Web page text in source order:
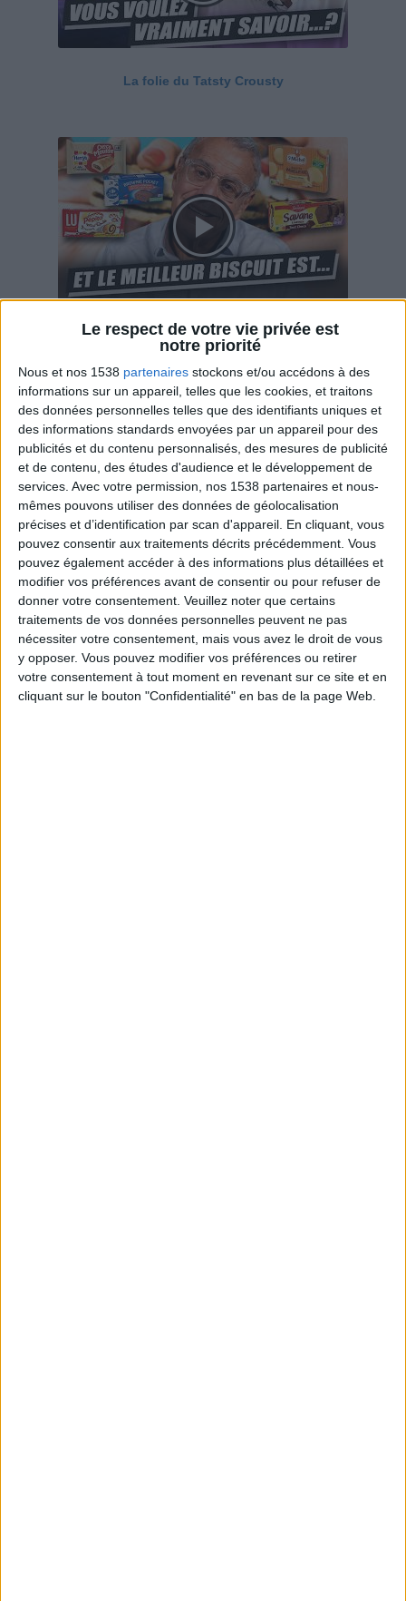
Le respect de votre vie privée est
notre priorité
Nous et nos 1538 partenaires stockons et/ou accédons à des
informations sur un appareil, telles que les cookies, et traitons
des données personnelles telles que des identifiants uniques et
des informations standards envoyées par un appareil pour des
publicités et du contenu personnalisés, des mesures de publicité
et de contenu, des études d'audience et le développement de
services. Avec votre permission, nos 1538 partenaires et nous-
mêmes pouvons utiliser des données de géolocalisation
précises et d’identification par scan d'appareil. En cliquant, vous
pouvez consentir aux traitements décrits précédemment. Vous
pouvez également accéder à des informations plus détaillées et
modifier vos préférences avant de consentir ou pour refuser de
donner votre consentement. Veuillez noter que certains
traitements de vos données personnelles peuvent ne pas
nécessiter votre consentement, mais vous avez le droit de vous
y opposer. Vous pouvez modifier vos préférences ou retirer
votre consentement à tout moment en revenant sur ce site et en
cliquant sur le bouton "Confidentialité" en bas de la page Web.
La folie du Tatsty Crousty
Savane, LU, Pepito, Harrys... Que valent vraiment
ces gâteaux ?
Webinaires en direct Voir tout
Peut-on remplacer la viande par des féculents ?
Consultation diététique du 05/08/2026